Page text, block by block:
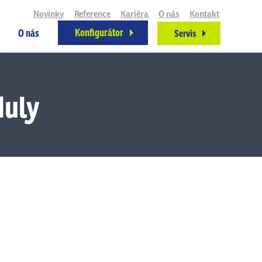
O nás Konfigurátor Servis
Novinky Reference Kariéra O nás Kontakt